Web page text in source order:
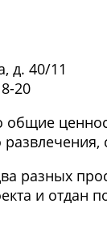
д. 40/11
20
разных
и отдан